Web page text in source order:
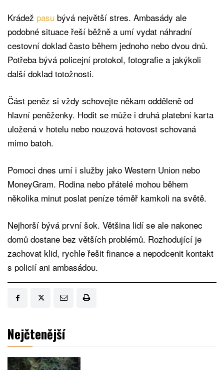
Krádež pasu bývá největší stres. Ambasády ale
podobné situace řeší běžně a umí vydat náhradní
cestovní doklad často během jednoho nebo dvou dnů.
Potřeba bývá policejní protokol, fotografie a jakýkoli
další doklad totožnosti.
Část peněz si vždy schovejte někam odděleně od
hlavní peněženky. Hodit se může i druhá platební karta
uložená v hotelu nebo nouzová hotovost schovaná
mimo batoh.
Pomoci dnes umí i služby jako Western Union nebo
MoneyGram. Rodina nebo přátelé mohou během
několika minut poslat peníze téměř kamkoli na světě.
Nejhorší bývá první šok. Většina lidí se ale nakonec
domů dostane bez větších problémů. Rozhodující je
zachovat klid, rychle řešit finance a nepodcenit kontakt
s policií ani ambasádou.
Nejčtenější